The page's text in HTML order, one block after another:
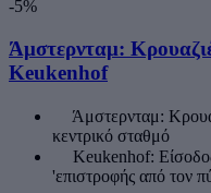
-5%
Άμστερνταμ:
Keukenhof
Άμστερνταμ:
κεντρικό σταθμό
Keukenhof:
'επιστροφής από τον